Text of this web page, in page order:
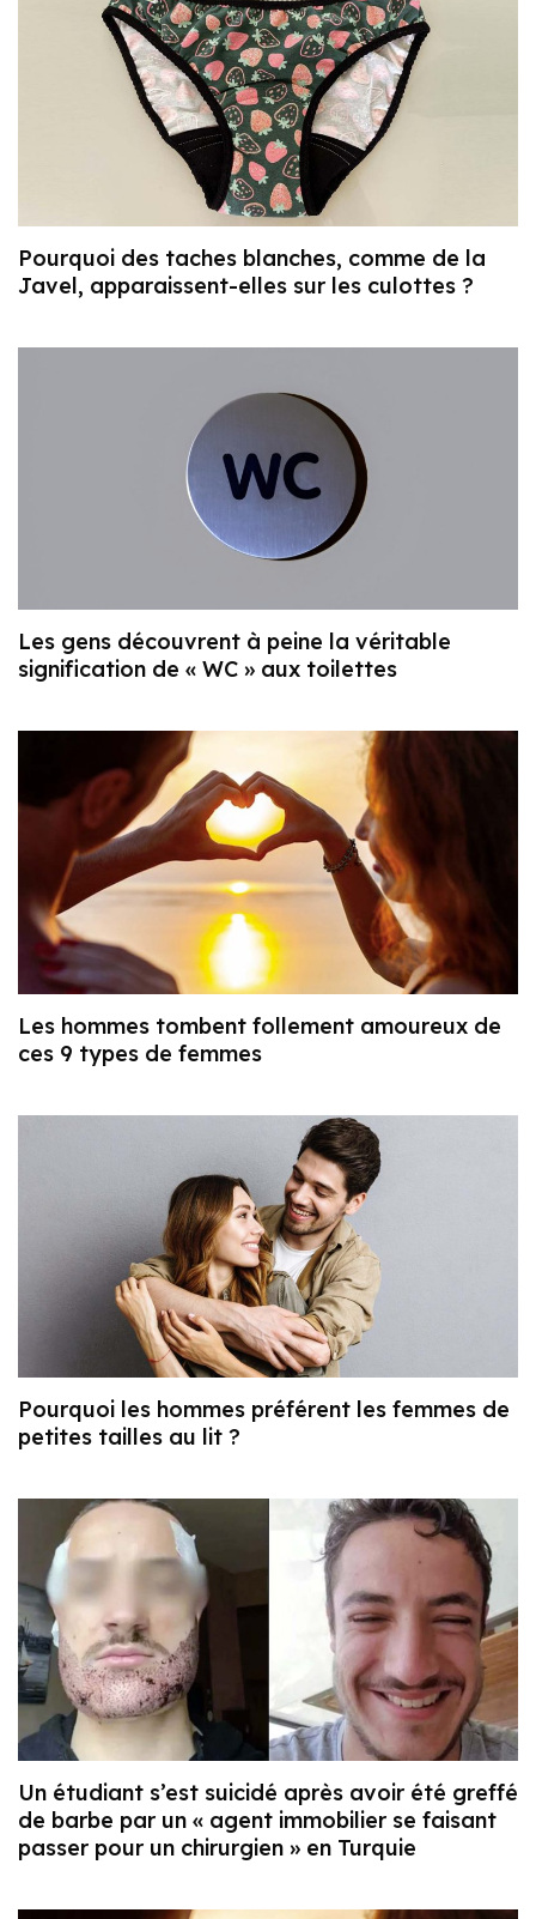
Pourquoi des taches blanches, comme de la
Javel, apparaissent-elles sur les culottes ?
Les gens découvrent à peine la véritable
signification de « WC » aux toilettes
Les hommes tombent follement amoureux de
ces 9 types de femmes
Pourquoi les hommes préférent les femmes de
petites tailles au lit ?
Un étudiant s’est suicidé après avoir été greffé
de barbe par un « agent immobilier se faisant
passer pour un chirurgien » en Turquie